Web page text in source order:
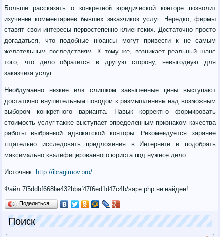
Больше рассказать о конкретной юридической конторе позволит
изучение комментариев бывших заказчиков услуг. Нередко, фирмы
ставят свои интересы первостепенно клиентских. Достаточно просто
догадаться, что подобные нюансы могут привести к не самым
желательным последствиям. К тому же, возникает реальный шанс
того, что дело обратится в другую сторону, невыгодную для
заказчика услуг.
Необдуманно низкие или слишком завышенные цены выступают
достаточно внушительным поводом к размышлениям над возможным
выбором конкретного варианта. Навык корректно формировать
стоимость услуг также выступает определенным признаком качества
работы выбранной адвокатской конторы. Рекомендуется заранее
тщательно исследовать предложения в Интернете и подобрать
максимально квалифицированного юриста под нужное дело.
Источник: http://ibragimov.pro/
Файл 7f5ddbf668be432bbaf47f6ed1d47c4b/sape.php не найден!
Поделиться…
Поиск